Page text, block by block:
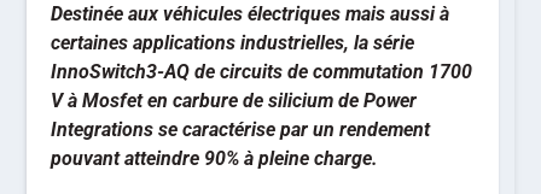
Destinée aux véhicules électriques mais aussi à
certaines applications industrielles, la série
InnoSwitch3-AQ de circuits de commutation 1700
V à Mosfet en carbure de silicium de Power
Integrations se caractérise par un rendement
pouvant atteindre 90% à pleine charge.